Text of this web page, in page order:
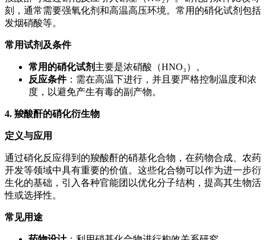
刻，通常需要强氧化剂和高温高压环境。常用的硝化试剂包括
发烟硝酸等。
常用试剂及条件
常用的硝化试剂 主要是浓硝酸（HNO₃）。
反应条件：需在高温下进行，并且要严格控制温度和浓
度，以避免产生有毒的副产物。
4. 羧酸酐的硝化衍生物
定义与应用
通过硝化反应得到的羧酸酐的硝基化合物，在药物合成、农药
开发等领域中具有重要的价值。这些化合物可以作为进一步衍
生化的基础，引入各种官能团以优化分子结构，提高其生物活
性或选择性。
常见用途